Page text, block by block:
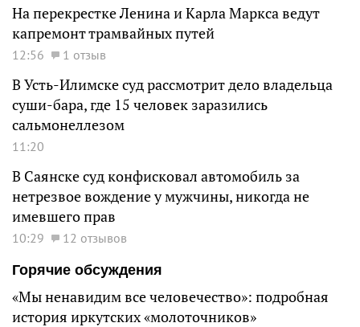
На перекрестке Ленина и Карла Маркса ведут
капремонт трамвайных путей
12:56 1 отзыв
В Усть-Илимске суд рассмотрит дело владельца
суши-бара, где 15 человек заразились
сальмонеллезом
11:20
В Саянске суд конфисковал автомобиль за
нетрезвое вождение у мужчины, никогда не
имевшего прав
10:29
12 отзывов
Горячие обсуждения
«Мы ненавидим все человечество»: подробная
история иркутских «молоточников»